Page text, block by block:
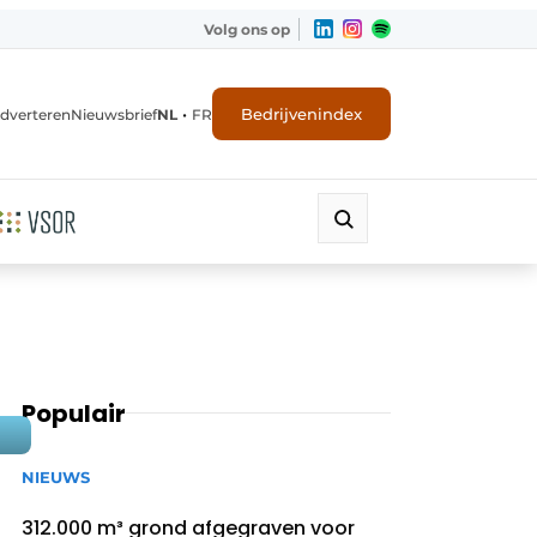
Volg ons op
NieuwsbriefNL • FR Bedrijvenindex
Populair
NIEUWS
312.000 m³ grond afgegraven voor